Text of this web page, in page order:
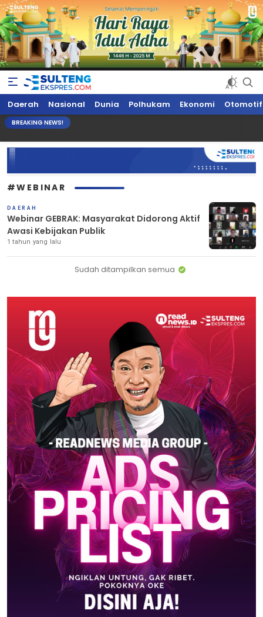
Sultengekspres.com
Berita Seputar Sulteng Hari Ini, Update Terkini, Suaranya Rakyat
Sulteng
Daerah Nasional Dunia Polhukam Ekonomi Otomotif
BREAKING NEWS!
#WEBINAR
DAERAH
Webinar GEBRAK: Masyarakat Didorong Aktif
Awasi Kebijakan Publik
1 tahun yang lalu
Sudah ditampilkan semua